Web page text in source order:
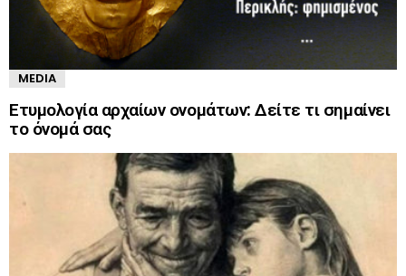
MEDIA
Ετυμολογία αρχαίων ονομάτων: Δείτε τι σημαίνει
το όνομά σας